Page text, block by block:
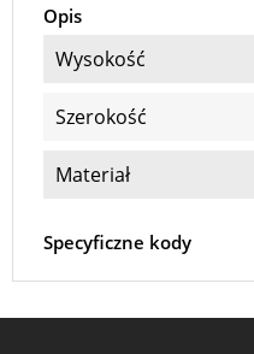
Opis
Wysokość
Szerokość
Materiał
Specyficzne kody